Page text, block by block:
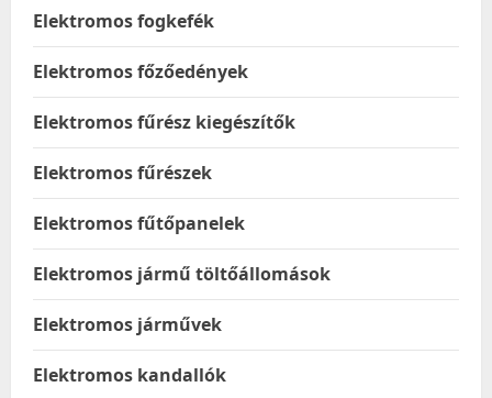
Elektromos fogkefék
Elektromos főzőedények
Elektromos fűrész kiegészítők
Elektromos fűrészek
Elektromos fűtőpanelek
Elektromos jármű töltőállomások
Elektromos járművek
Elektromos kandallók